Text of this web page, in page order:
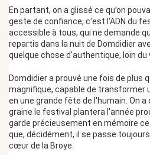
En partant, on a glissé ce qu’on
geste de confiance, c'est l'ADN du
accessible à tous, qui ne demande
repartis dans la nuit de Domdidier
quelque chose d'authentique, loin
Domdidier a prouvé une fois de plus
magnifique, capable de transformer
en une grande fête de l'humain. On a
graine le festival plantera l'année
garde précieusement en mémoire
que, décidément, il se passe
cœur de la Broye.